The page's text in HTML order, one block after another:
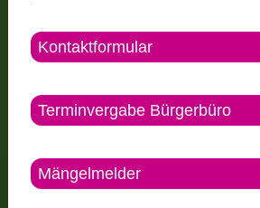
Kontaktformular
Terminvergabe Bürgerbüro
Mängelmelder